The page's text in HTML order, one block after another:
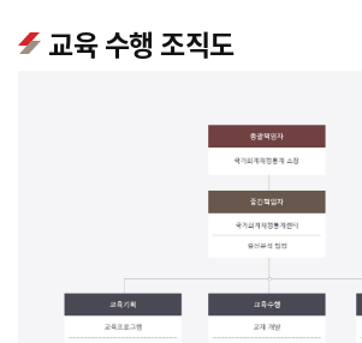
교육 수행 조직도